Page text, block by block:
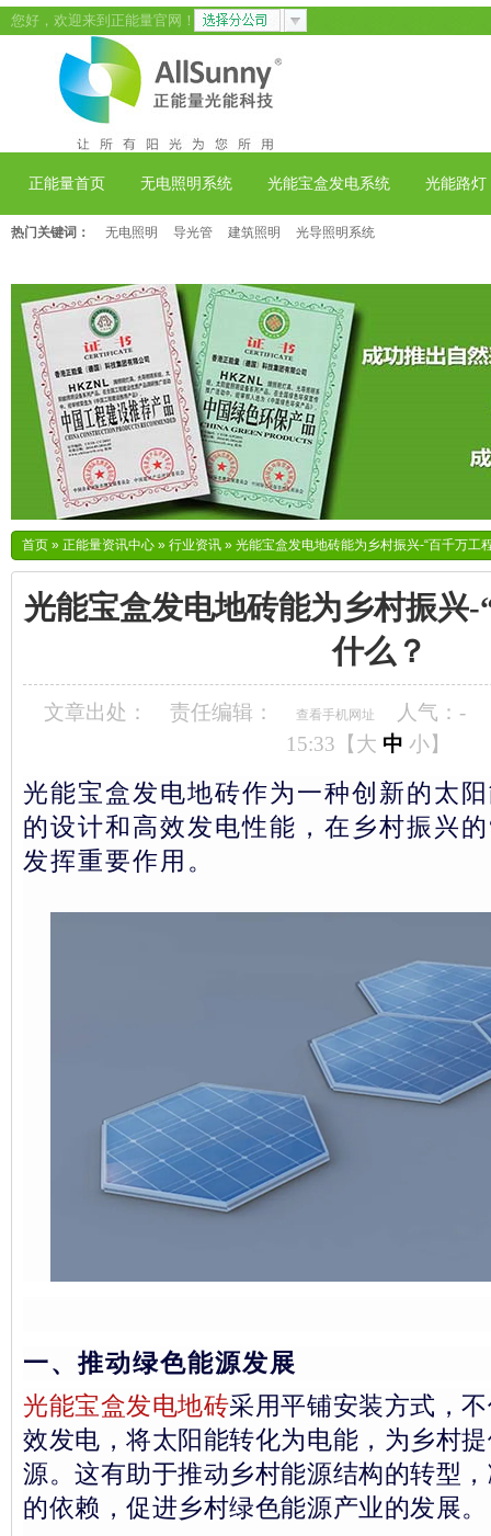
您好，欢迎来到正能量官网！
正能量首页 无电照明系统 光能宝盒发电系统 光能路灯
热门关键词： 无电照明 导光管 建筑照明 光导照明系统
首页 » 正能量资讯中心 » 行业资讯 » 光能宝盒发电地砖能为乡村振兴-“百千万工
光能宝盒发电地砖能为乡村振兴-
什么？
文章出处： 责任编辑： 查看手机网址 人气： -
15:33【大 中 小】
光能宝盒发电地砖作为一种创新的太
的设计和高效发电性能，在乡村振兴
发挥重要作用。
一、推动绿色能源发展
光能宝盒发电地砖采用平铺安装方式，
效发电，将太阳能转化为电能，为乡村
源。这有助于推动乡村能源结构的转型
的依赖，促进乡村绿色能源产业的发展。